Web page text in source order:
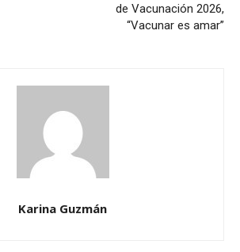
de Vacunación 2026,
“Vacunar es amar”
Karina Guzmán